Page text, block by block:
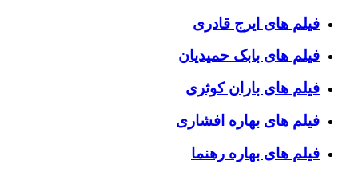
فیلم های ایرج قادری
فیلم های بابک حمیدیان
فیلم های باران کوثری
فیلم های بهاره افشاری
فیلم های بهاره رهنما